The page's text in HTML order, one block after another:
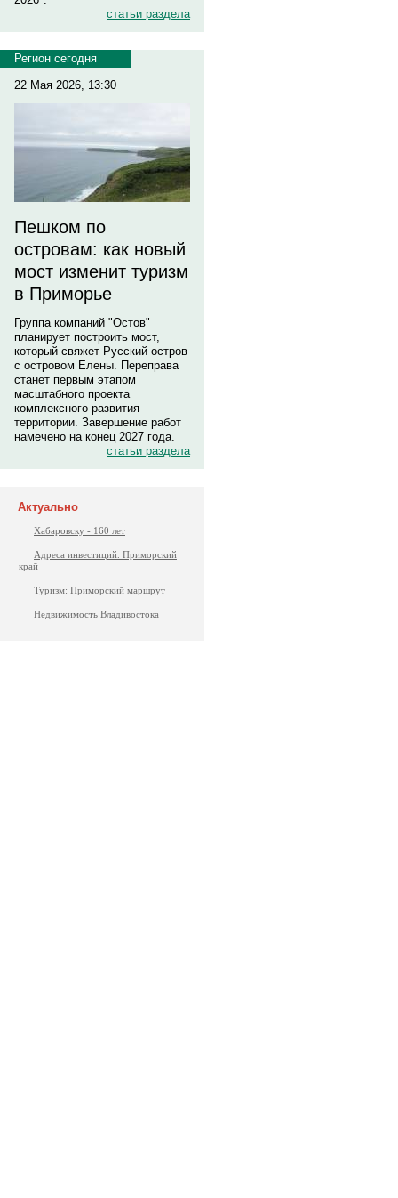
статьи раздела
Регион сегодня
22 Мая 2026, 13:30
Пешком по
островам: как новый
мост изменит туризм
в Приморье
Группа компаний "Остов"
планирует построить мост,
который свяжет Русский остров
с островом Елены. Переправа
станет первым этапом
масштабного проекта
комплексного развития
территории. Завершение работ
намечено на конец 2027 года.
статьи раздела
Актуально
Хабаровску - 160 лет
Адреса инвестиций. Приморский
край
Туризм: Приморский маршрут
Недвижимость Владивостока